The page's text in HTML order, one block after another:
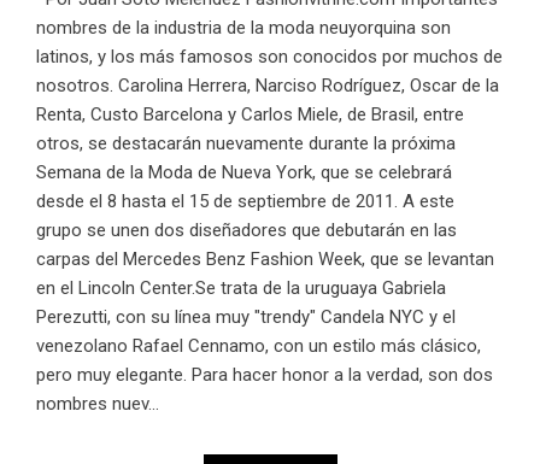
nombres de la industria de la moda neuyorquina son
latinos, y los más famosos son conocidos por muchos de
nosotros. Carolina Herrera, Narciso Rodríguez, Oscar de la
Renta, Custo Barcelona y Carlos Miele, de Brasil, entre
otros, se destacarán nuevamente durante la próxima
Semana de la Moda de Nueva York, que se celebrará
desde el 8 hasta el 15 de septiembre de 2011. A este
grupo se unen dos diseñadores que debutarán en las
carpas del Mercedes Benz Fashion Week, que se levantan
en el Lincoln Center.Se trata de la uruguaya Gabriela
Perezutti, con su línea muy "trendy" Candela NYC y el
venezolano Rafael Cennamo, con un estilo más clásico,
pero muy elegante. Para hacer honor a la verdad, son dos
nombres nuev...